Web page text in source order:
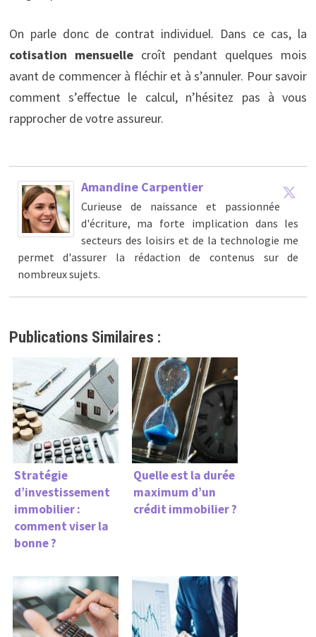
On parle donc de contrat individuel. Dans ce cas, la
cotisation mensuellecroît pendant quelques mois
avant de commencer à fléchir et à s’annuler. Pour savoir
comment s’effectue le calcul, n’hésitez pas à vous
rapprocher de votre assureur.
Amandine Carpentier
Curieuse de naissance et passionnée
d'écriture, ma forte implication dans les
secteurs des loisirs et de la technologie me
permet d'assurer la rédaction de contenus sur de
nombreux sujets.
Publications Similaires :
Stratégie
d’investissement
immobilier :
comment viser la
bonne ?
Quelle est la durée
maximum d’un
crédit immobilier ?